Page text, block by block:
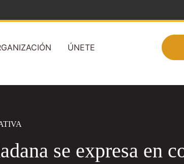
ÚNETE
se expresa en